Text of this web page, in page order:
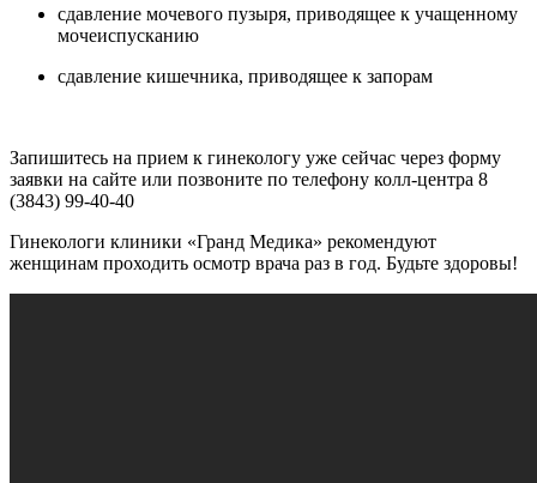
сдавление мочевого пузыря, приводящее к учащенному
мочеиспусканию
сдавление кишечника, приводящее к запорам
Запишитесь на прием к гинекологу уже сейчас через форму
заявки на сайте или позвоните по телефону колл-центра 8
(3843) 99-40-40
Гинекологи клиники «Гранд Медика» рекомендуют
женщинам проходить осмотр врача раз в год. Будьте здоровы!